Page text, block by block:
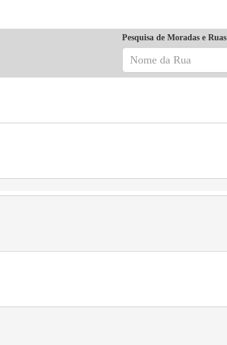
Pesquisa de Moradas e Ruas